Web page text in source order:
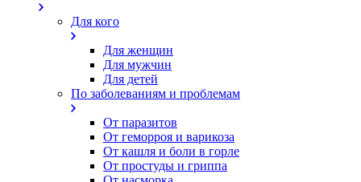
Для кого
Для женщин
Для мужчин
Для детей
По заболеваниям и проблемам
От паразитов
Oт геморроя и варикоза
От кашля и боли в горле
От простуды и гриппа